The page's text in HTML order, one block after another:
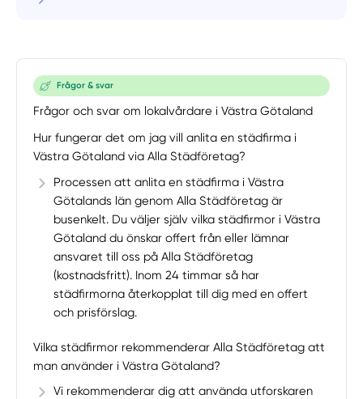
Frågor & svar
Frågor och svar om lokalvårdare i Västra Götaland
Hur fungerar det om jag vill anlita en städfirma i
Västra Götaland via Alla Städföretag?
Processen att anlita en städfirma i Västra
Götalands län genom Alla Städföretag är
busenkelt. Du väljer själv vilka städfirmor i Västra
Götaland du önskar offert från eller lämnar
ansvaret till oss på Alla Städföretag
(kostnadsfritt). Inom 24 timmar så har
städfirmorna återkopplat till dig med en offert
och prisförslag.
Vilka städfirmor rekommenderar Alla Städföretag att
man använder i Västra Götaland?
Vi rekommenderar dig att använda utforskaren